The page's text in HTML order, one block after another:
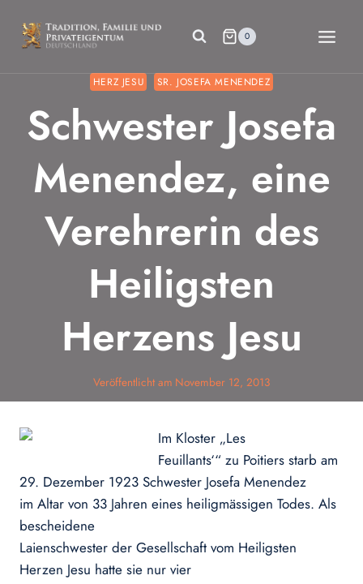
Inhalt
springen
0
HERZ JESU SR. JOSEFA MENENDEZ
Schwester Josefa
Menendez, eine
Verehrerin des
Heiligsten
Herzens Jesu
Veröffentlicht am November 12, 2013
Im Kloster „Les
Feuillants‘“ zu Poitiers starb am
29. Dezember 1923 Schwester Josefa Menendez
im Altar von 33 Jahren eines heiligmässigen Todes. Als
bescheidene
Laienschwester der Gesellschaft vom Heiligsten
Herzen Jesu hatte sie nur vier